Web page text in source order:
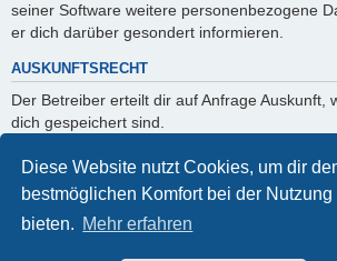
Diese Website nutzt Cookies, um dir
bestmöglichen Komfort bei der Nutzung
bieten. Mehr erfahren
seiner Software weitere personenbezogene
er dich darüber gesondert informieren.
AUSKUNFTSRECHT
Der Betreiber erteilt dir auf Anfrage Auskunft,
dich gespeichert sind.
Du kannst jederzeit die Löschung bzw.
verlangen. Kontaktiere hierzu bitte den